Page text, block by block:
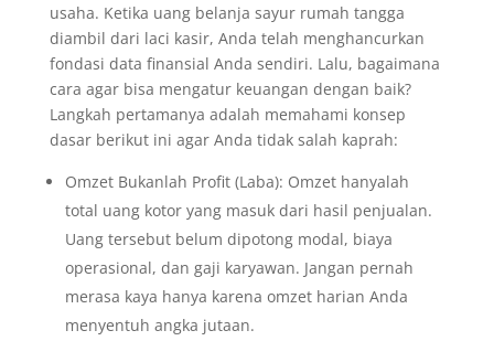
usaha. Ketika uang belanja sayur rumah tangga
diambil dari laci kasir, Anda telah menghancurkan
fondasi data finansial Anda sendiri. Lalu, bagaimana
cara agar bisa mengatur keuangan dengan baik?
Langkah pertamanya adalah memahami konsep
dasar berikut ini agar Anda tidak salah kaprah:
Omzet Bukanlah Profit (Laba): Omzet hanyalah
total uang kotor yang masuk dari hasil penjualan.
Uang tersebut belum dipotong modal, biaya
operasional, dan gaji karyawan. Jangan pernah
merasa kaya hanya karena omzet harian Anda
menyentuh angka jutaan.